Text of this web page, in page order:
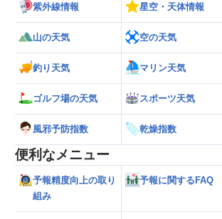
2026】台風の影響に要
雨の心配も
【ゲリラ雷雨】長野県で1時間に約
録的短時間大雨
紫外線情報 星空・天体情報
山の天気 空の天気
釣り天気 マリン天気
ゴルフ場の天気 スポーツ天気
風邪予防指数 乾燥指数
便利なメニュー
予報精度向上の取り
組み
予報に関するFAQ